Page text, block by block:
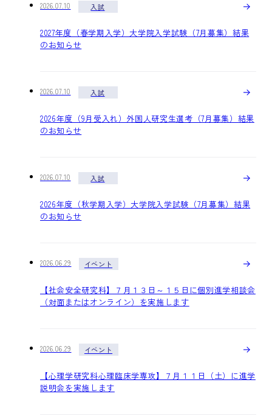
2026.07.10 入試
2027年度（春学期入学）大学院入学試験（7月募集）結果
のお知らせ
2026.07.10 入試
2026年度（9月受入れ）外国人研究生選考（7月募集）結果
のお知らせ
2026.07.10 入試
2026年度（秋学期入学）大学院入学試験（7月募集）結果
のお知らせ
2026.06.29 イベント
【社会安全研究科】７月１３日～１５日に個別進学相談会
（対面またはオンライン）を実施します
2026.06.29 イベント
【心理学研究科心理臨床学専攻】７月１１日（土）に進学
説明会を実施します